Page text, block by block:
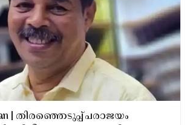
| തിരഞ്ഞെടുപ്പ് പരാജയം